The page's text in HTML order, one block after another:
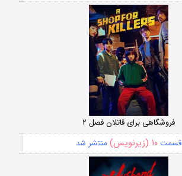
فروشگاهی برای قاتلان فصل ۲
قسمت۱۰ (زیرنویس) منتشر شد